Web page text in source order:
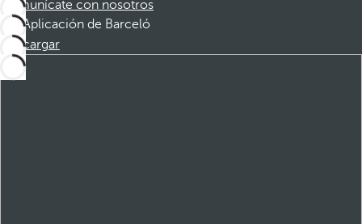
Comunícate con nosotros
Aplicación de Barceló
Descargar